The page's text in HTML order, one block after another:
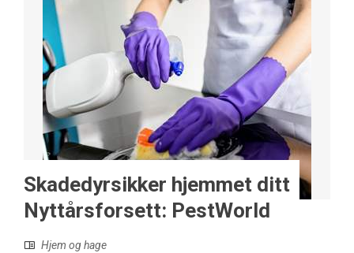
Skadedyrsikker hjemmet ditt
Nyttårsforsett: PestWorld
Hjem og hage